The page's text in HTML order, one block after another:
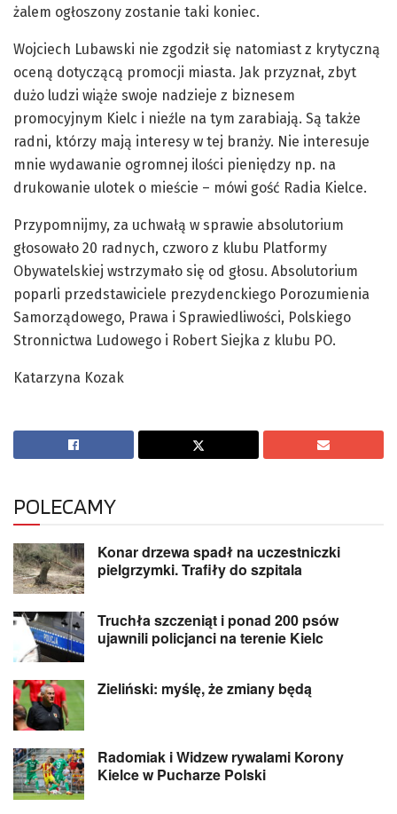
żalem ogłoszony zostanie taki koniec.
Wojciech Lubawski nie zgodził się natomiast z krytyczną
oceną dotyczącą promocji miasta. Jak przyznał, zbyt
dużo ludzi wiąże swoje nadzieje z biznesem
promocyjnym Kielc i nieźle na tym zarabiają. Są także
radni, którzy mają interesy w tej branży. Nie interesuje
mnie wydawanie ogromnej ilości pieniędzy np. na
drukowanie ulotek o mieście – mówi gość Radia Kielce.
Przypomnijmy, za uchwałą w sprawie absolutorium
głosowało 20 radnych, czworo z klubu Platformy
Obywatelskiej wstrzymało się od głosu. Absolutorium
poparli przedstawiciele prezydenckiego Porozumienia
Samorządowego, Prawa i Sprawiedliwości, Polskiego
Stronnictwa Ludowego i Robert Siejka z klubu PO.
Katarzyna Kozak
POLECAMY
Konar drzewa spadł na uczestniczki
pielgrzymki. Trafiły do szpitala
Truchła szczeniąt i ponad 200 psów
ujawnili policjanci na terenie Kielc
Zieliński: myślę, że zmiany będą
Radomiak i Widzew rywalami Korony
Kielce w Pucharze Polski